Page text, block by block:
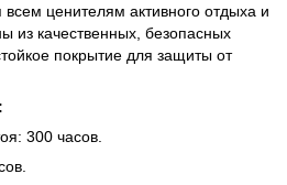
ценителям активного отдыха и
из качественных, безопасных
покрытие для защиты от
300 часов.